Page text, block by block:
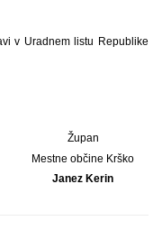
v Uradnem listu Republike
Župan
Mestne občine Krško
Janez Kerin